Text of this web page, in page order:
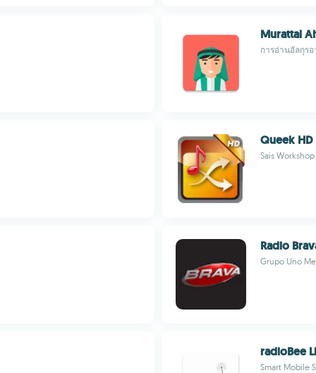
Murattal
การอ่านอัลกุร
Queek HD
Sais Workshop
Radio
Grupo Uno
radioBee
Smart Mobile